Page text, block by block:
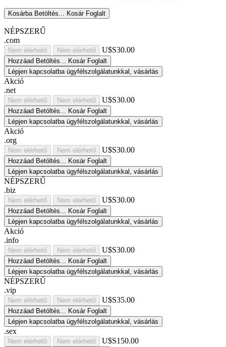
Kosárba Betöltés... Kosár Foglalt
NÉPSZERŰ
.com
Nem elérhető Nem elérhető U$S30.00
Hozzáad Betöltés... Kosár Foglalt
Lépjen kapcsolatba ügyfélszolgálatunkkal, vásárlás
Akció
.net
Nem elérhető Nem elérhető U$S30.00
Hozzáad Betöltés... Kosár Foglalt
Lépjen kapcsolatba ügyfélszolgálatunkkal, vásárlás
Akció
.org
Nem elérhető Nem elérhető U$S30.00
Hozzáad Betöltés... Kosár Foglalt
Lépjen kapcsolatba ügyfélszolgálatunkkal, vásárlás
NÉPSZERŰ
.biz
Nem elérhető Nem elérhető U$S30.00
Hozzáad Betöltés... Kosár Foglalt
Lépjen kapcsolatba ügyfélszolgálatunkkal, vásárlás
Akció
.info
Nem elérhető Nem elérhető U$S30.00
Hozzáad Betöltés... Kosár Foglalt
Lépjen kapcsolatba ügyfélszolgálatunkkal, vásárlás
NÉPSZERŰ
.vip
Nem elérhető Nem elérhető U$S35.00
Hozzáad Betöltés... Kosár Foglalt
Lépjen kapcsolatba ügyfélszolgálatunkkal, vásárlás
.sex
Nem elérhető Nem elérhető U$S150.00